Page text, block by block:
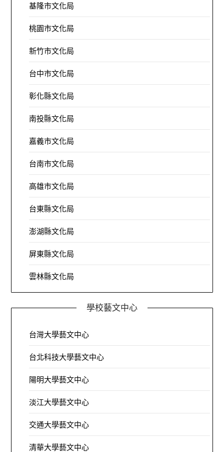
基隆市文化局
桃園市文化局
新竹市文化局
台中市文化局
彰化縣文化局
南投縣文化局
嘉義市文化局
台南市文化局
高雄市文化局
台東縣文化局
澎湖縣文化局
屏東縣文化局
雲林縣文化局
學校藝文中心
台灣大學藝文中心
台北科技大學藝文中心
陽明大學藝文中心
淡江大學藝文中心
交通大學藝文中心
清華大學藝文中心